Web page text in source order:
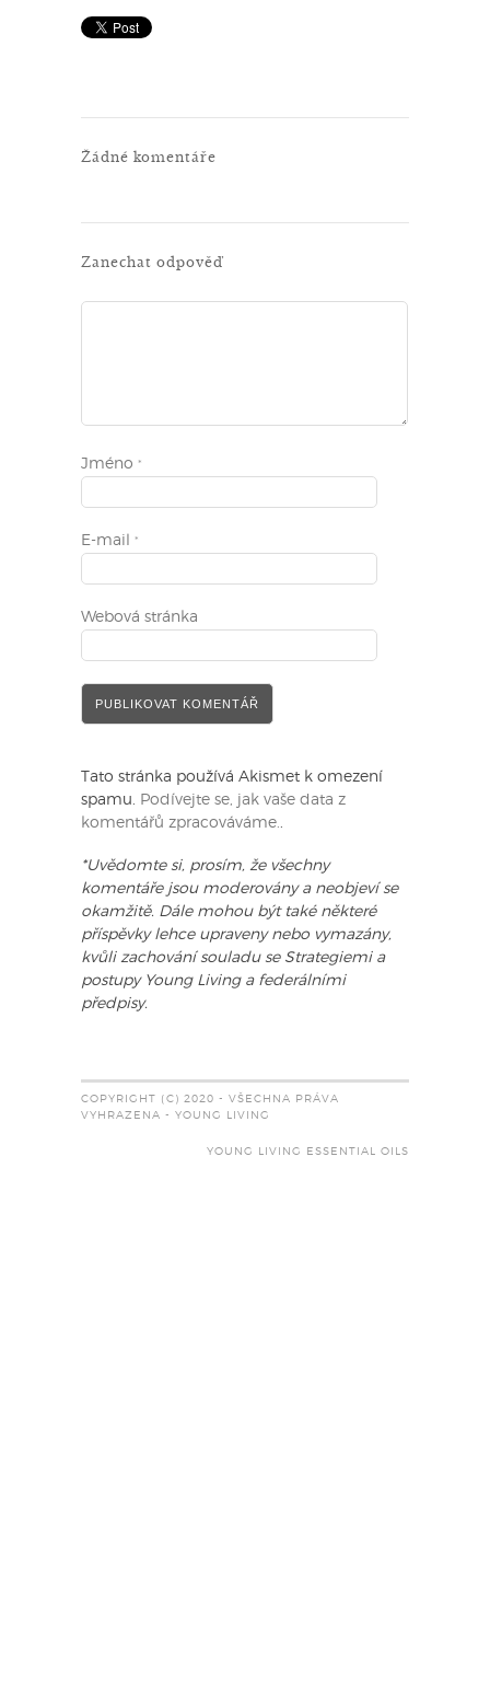
Žádné komentáře
Zanechat odpověď
Jméno *
E-mail *
Webová stránka
Tato stránka používá Akismet k omezení
spamu.
Podívejte se, jak vaše data z
komentářů zpracováváme.
*Uvědomte si, prosím, že všechny
komentáře jsou moderovány a neobjeví se
okamžitě. Dále mohou být také některé
příspěvky lehce upraveny nebo vymazány,
kvůli zachování souladu se Strategiemi a
postupy Young Living a federálními
předpisy.
COPYRIGHT (C) 2020 - VŠECHNA PRÁVA
VYHRAZENA - YOUNG LIVING
YOUNG LIVING ESSENTIAL OILS